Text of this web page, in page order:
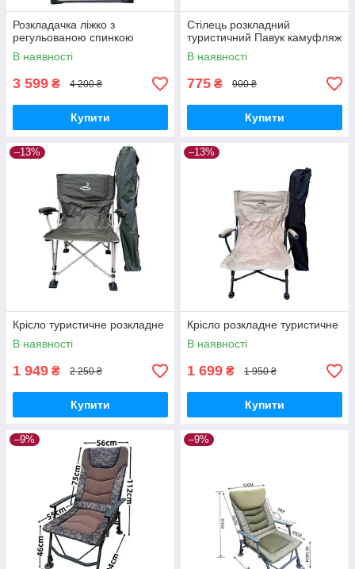
Розкладачка ліжко з
регульованою спинкою
В наявності
3 599 ₴ 4 200 ₴
Купити
Стілець розкладний
туристичний Павук камуфляж
В наявності
775 ₴ 900 ₴
Купити
–13%
Крісло туристичне розкладне
В наявності
1 949 ₴ 2 250 ₴
Купити
–13%
Крісло розкладне туристичне
В наявності
1 699 ₴ 1 950 ₴
Купити
–9% –9%